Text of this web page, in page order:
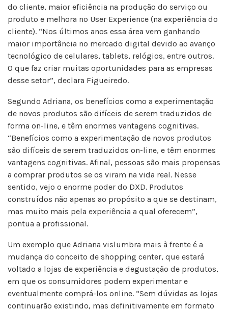
do cliente, maior eficiência na produção do serviço ou
produto e melhora no User Experience (na experiência do
cliente). “Nos últimos anos essa área vem ganhando
maior importância no mercado digital devido ao avanço
tecnológico de celulares, tablets, relógios, entre outros.
O que faz criar muitas oportunidades para as empresas
desse setor”, declara Figueiredo.
Segundo Adriana, os benefícios como a experimentação
de novos produtos são difíceis de serem traduzidos de
forma on-line, e têm enormes vantagens cognitivas.
“Benefícios como a experimentação de novos produtos
são difíceis de serem traduzidos on-line, e têm enormes
vantagens cognitivas. Afinal, pessoas são mais propensas
a comprar produtos se os viram na vida real. Nesse
sentido, vejo o enorme poder do DXD. Produtos
construídos não apenas ao propósito a que se destinam,
mas muito mais pela experiência a qual oferecem”,
pontua a profissional.
Um exemplo que Adriana vislumbra mais à frente é a
mudança do conceito de shopping center, que estará
voltado a lojas de experiência e degustação de produtos,
em que os consumidores podem experimentar e
eventualmente comprá-los online. “Sem dúvidas as lojas
continuarão existindo, mas definitivamente em formato